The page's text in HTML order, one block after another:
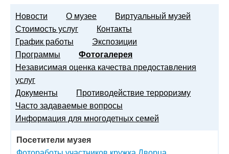
Новости О музее
Виртуальный музей
Стоимость услуг
Контакты
График работы
Экспозиции
Программы
Фотогалерея
Независимая оценка качества предоставления
услуг
Документы
Противодействие терроризму
Часто задаваемые вопросы
Информация для многодетных семей
Посетители музея